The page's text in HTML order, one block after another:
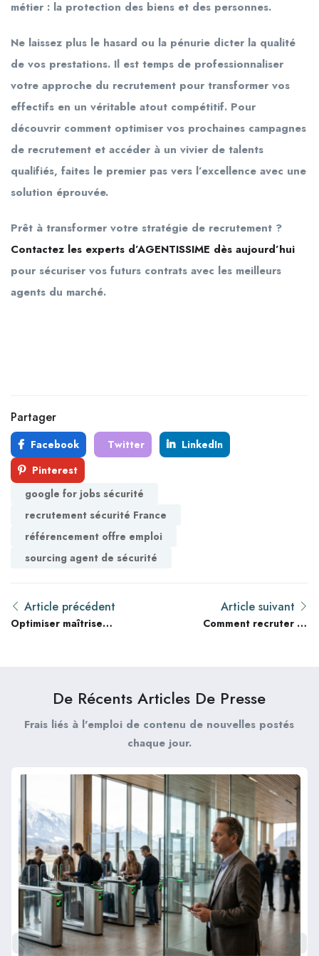
métier : la protection des biens et des personnes.
Ne laissez plus le hasard ou la pénurie dicter la qualité
de vos prestations. Il est temps de professionnaliser
votre approche du recrutement pour transformer vos
effectifs en un véritable atout compétitif. Pour
découvrir comment optimiser vos prochaines campagnes
de recrutement et accéder à un vivier de talents
qualifiés, faites le premier pas vers l’excellence avec une
solution éprouvée.
Prêt à transformer votre stratégie de recrutement ?
Contactez les experts d’AGENTISSIME dès aujourd’hui
pour sécuriser vos futurs contrats avec les meilleurs
agents du marché.
Partager
Facebook Twitter
LinkedIn
Pinterest
google for jobs sécurité
recrutement sécurité France
référencement offre emploi
sourcing agent de sécurité
Article précédent
Optimiser maîtrise
Article suivant
Comment recruter un
sécuriser leurs
lancements
De Récents Articles De Presse
Frais liés à l'emploi de contenu de nouvelles postés
chaque jour.